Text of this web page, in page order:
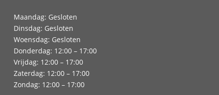
Maandag: Gesloten
Dinsdag: Gesloten
Woensdag: Gesloten
Donderdag: 12:00 – 17:00
Vrijdag: 12:00 – 17:00
Zaterdag: 12:00 – 17:00
Zondag: 12:00 – 17:00